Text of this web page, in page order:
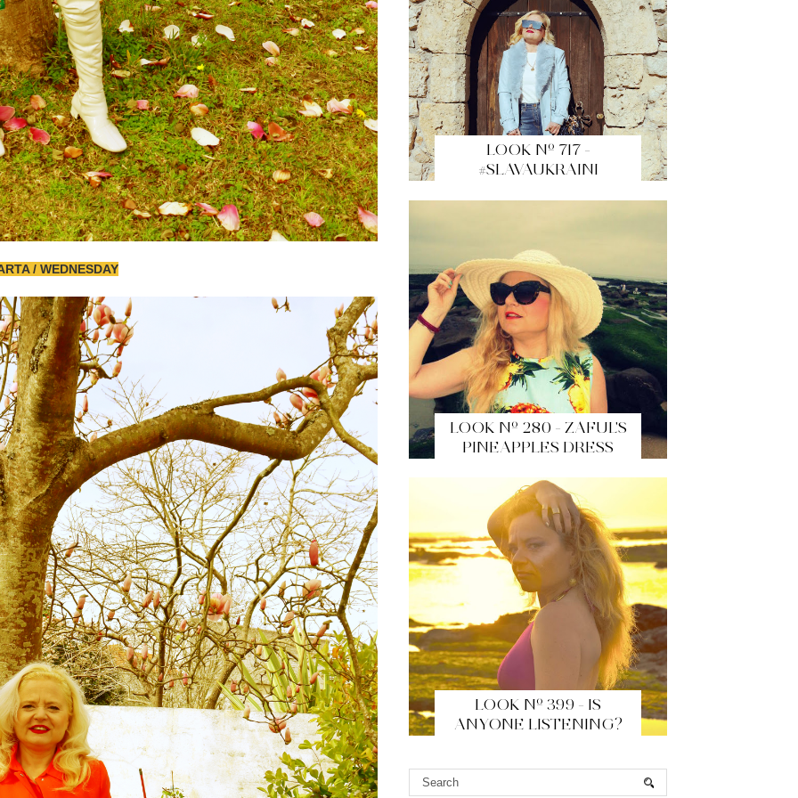
/ WEDNESDAY
LOOK Nº 717 -
#SLAVAUKRAINI
LOOK Nº 280 - ZAFUL'S
PINEAPPLES DRESS
LOOK Nº 399 - IS
ANYONE LISTENING?